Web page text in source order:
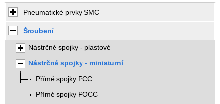
Pneumatické prvky SMC
Šroubení
Nástrčné spojky - plastové
Nástrčné spojky - miniaturní
Přímé spojky PCC
Přímé spojky POCC